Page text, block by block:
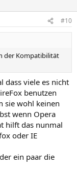
#10
der Kompatibilität
dass viele es nicht
benutzen
sie wohl keinen
wenn Opera
hilft das nunmal
oder IE
ein paar die